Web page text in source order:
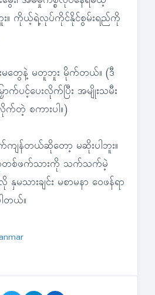
။ ကိုယ့်ရဲ့လုပ်ကိုင်နိုင်စွမ်းရည်ကို
းမတွေနဲ့ မတူဘူး မိုက်တယ်။ (ဒီ
ပင့်ပေးလိုက်ပြီး အမျိုးသမီး
တဲ့ စကားပါ။)
ျန်တယ်ဆိုတော့ မဆိုးပါဘူး။
လူတစ်ဖက်သားကို သက်သက်မဲ့
မသားချင်း မစာမနာ ဝေဖန်ရာ
တယ်။